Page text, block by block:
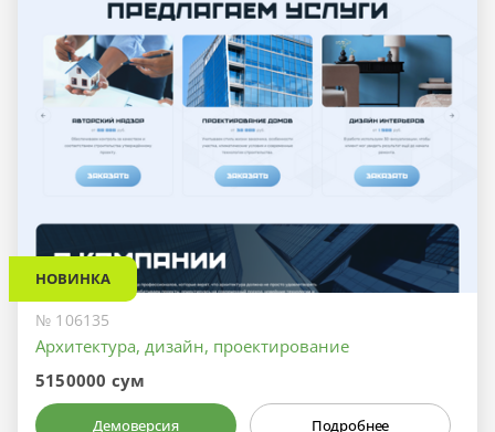
НОВИНКА
№ 106135
Архитектура, дизайн, проектирование
5150000 сум
Демоверсия Подробнее